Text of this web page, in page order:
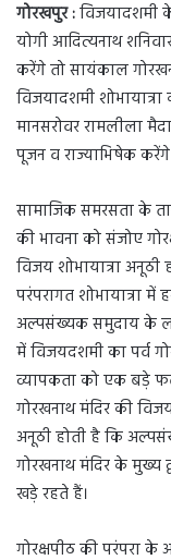
गोरखपुर :विजयादशमी के
योगी आदित्यनाथ
करेंगे तो सायंकाल
विजयादशमी
मानसरोवर रामलीला
पूजन व राज्याभिषेक
सामाजिक समरसता के
की भावना को संजोए
विजय शोभायात्रा अनूठी
परंपरागत शोभायात्रा
अल्पसंख्यक समुदाय के
में विजयदशमी का पर्व
व्यापकता को एक बड़े
गोरखनाथ मंदिर की
अनूठी होती है कि
गोरखनाथ मंदिर के मुख्य
खड़े रहते हैं।
गोरक्षपीठ की परंपरा के